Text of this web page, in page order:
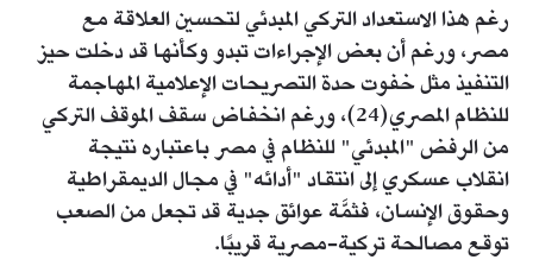
رغم هذا الاستعداد التركي المبدئي لتحسين العلاقة مع
مصر، ورغم أن بعض الإجراءات تبدو وكأنها قد دخلت حيز
التنفيذ مثل خفوت حدة التصريحات الإعلامية المهاجمة
للنظام المصري(24)، ورغم انخفاض سقف الموقف التركي
من الرفض "المبدئي" للنظام في مصر باعتباره نتيجة
انقلاب عسكري إلى انتقاد "أدائه" في مجال الديمقراطية
وحقوق الإنسان، فثمَّة عوائق جدية قد تجعل من الصعب
توقع مصالحة تركية-مصرية قريبًا.